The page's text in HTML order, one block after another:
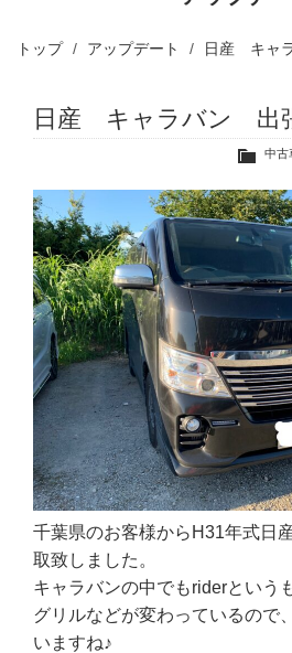
トップ アップデート 日産 キャ
日産 キャラバン 出
中古
千葉県のお客様からH31年式日
取致しました。
キャラバンの中でもriderという
グリルなどが変わっているので
いますね♪